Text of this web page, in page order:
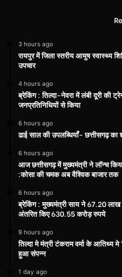
3 hours ago
रायपुर में जिला स्तरीय आयुष स्वास्थ्य
उपचार
4 hours ago
ब्रेकिंग : तिल्दा-नेवरा में लंबी दूरी की
जनप्रतिनिधियों से किया
6 hours ago
ढाई साल की उपलब्धियाँ- छत्तीसगढ़
6 hours ago
आज छत्तीसगढ़ में मुख्यमंत्री ने लॉन्च
:कोसा की चमक अब वैश्विक बाजार तक
6 hours ago
ब्रेकिंग : मुख्यमंत्री साय ने 67.20 लाख
अंतरित किए 630.55 करोड़ रुपये
9 hours ago
तिल्दा मे मंत्री टंकराम वर्मा के आतिथ्य मे
हुआ संपन्न
1 day ago